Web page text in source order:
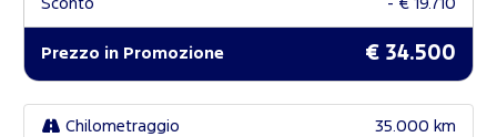
Sconto - € 19.710
Prezzo in Promozione € 34.500
Chilometraggio 35.000 km